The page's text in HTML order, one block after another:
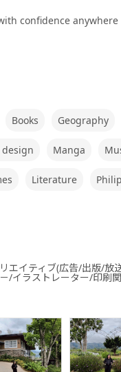
会話 新旅行英会話新旅行英
(レ
ー)
都道府県教材 フリートー
confidence
Books Geography
Manga
Literature
エイティブ(広告/出版/放
/イラストレーター/印刷